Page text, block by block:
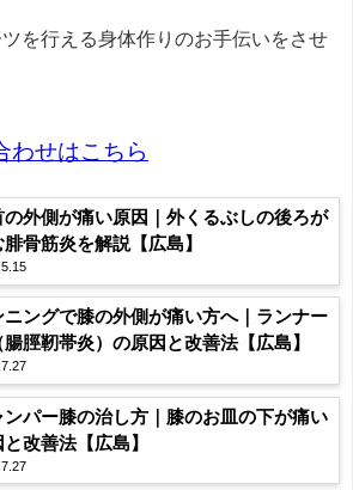
を行える身体作りのお手伝いをさせ
わせはこちら
の外側が痛い原因｜外くるぶしの後ろが
腓骨筋炎を解説【広島】
ニングで膝の外側が痛い方へ｜ランナー
腸脛靭帯炎）の原因と改善法【広島】
ンパー膝の治し方｜膝のお皿の下が痛い
と改善法【広島】